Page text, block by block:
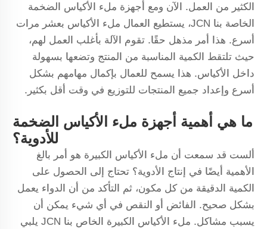
الكثير من العمل. الآن ومع أجهزة ملء الأكياس الضخمة
الخاصة بنا JCN، يستطيع العمال ملء الأكياس بعشر مرات
أسرع. هذا أمر مذهل حقًا. تقوم الآلة بأغلب العمل لهم،
حيث تلتقط الكمية المناسبة من المنتج وتضعها بسهولة
داخل الأكياس. هذا يسمح للعمال بإكمال مهامهم بشكل
أسرع وإعداد جميع المنتجات للتوزيع في وقت أقل بكثير.
ما هي أهمية أجهزة ملء الأكياس الضخمة
للأدوية؟
ألست قد سمعت أن ملء الأكياس الكبيرة هو أمر بالغ
الأهمية أيضًا في إنتاج الأدوية؟ تحتاج إلى الحصول على
الكمية الدقيقة من كل مكون، ثم التأكد من أن الدواء يعمل
بشكل صحيح. الفائض أو النقص في أي شيء يمكن أن
يسبب مشاكل. ملء الأكياس الكبيرة الخاص بنا JCN يلبي